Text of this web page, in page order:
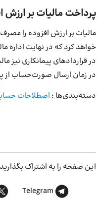
پرداخت مالیات بر
مالیات بر ارزش افزوده را
خواهد کرد که در نهایت اداره
در قراردادهای پیمانکاری نیز
در زمان ارسال صورت‌حساب از
دسته‌بندی‌ها : اصطلاحات
این صفحه را به اشتراک بگذارید
Telegram